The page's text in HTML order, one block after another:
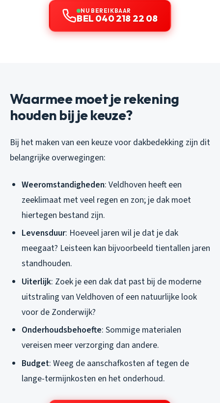
NU BEREIKBAAR
BEL 040 218 22 08
Waarmee moet je rekening
houden bij je keuze?
Bij het maken van een keuze voor dakbedekking zijn dit
belangrijke overwegingen:
Weeromstandigheden: Veldhoven heeft een
zeeklimaat met veel regen en zon; je dak moet
hiertegen bestand zijn.
Levensduur: Hoeveel jaren wil je dat je dak
meegaat? Leisteen kan bijvoorbeeld tientallen jaren
standhouden.
Uiterlijk: Zoek je een dak dat past bij de moderne
uitstraling van Veldhoven of een natuurlijke look
voor de Zonderwijk?
Onderhoudsbehoefte: Sommige materialen
vereisen meer verzorging dan andere.
Budget: Weeg de aanschafkosten af tegen de
lange-termijnkosten en het onderhoud.